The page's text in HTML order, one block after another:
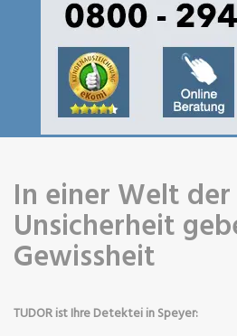
In einer Welt der
Unsicherheit
Gewissheit
TUDOR ist Ihre Detektei in Speyer: